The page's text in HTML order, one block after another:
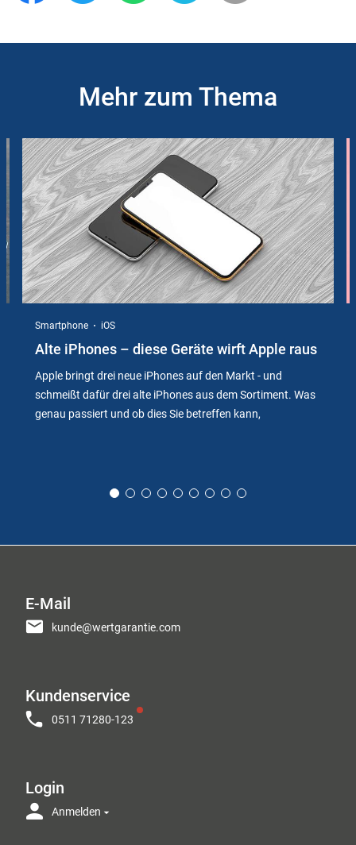
Mehr zum Thema
Instructions
Smartphone iOS
Alte iPhones – diese Geräte wirft Apple raus
Apple bringt drei neue iPhones auf den Markt - und
schmeißt dafür drei alte iPhones aus dem Sortiment. Was
genau passiert und ob dies Sie betreffen kann,
E-Mail
kunde@wertgarantie.com
Kundenservice
0511 71280-123
Login
Anmelden